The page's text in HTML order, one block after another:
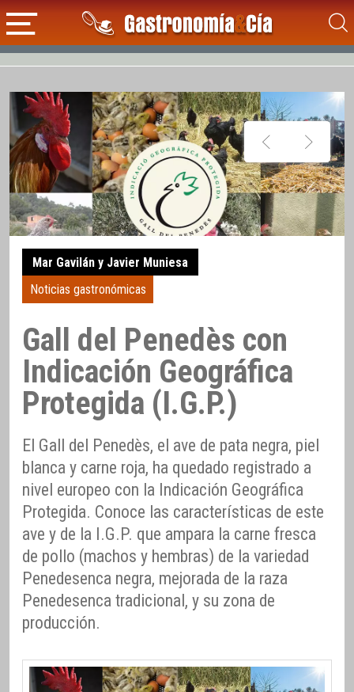
Mar Gavilán y Javier Muniesa
Noticias gastronómicas
Gall del Penedès con
Indicación Geográfica
Protegida (I.G.P.)
El Gall del Penedès, el ave de pata negra, piel
blanca y carne roja, ha quedado registrado a
nivel europeo con la Indicación Geográfica
Protegida. Conoce las características de este
ave y de la I.G.P. que ampara la carne fresca
de pollo (machos y hembras) de la variedad
Penedesenca negra, mejorada de la raza
Penedesenca tradicional, y su zona de
producción.